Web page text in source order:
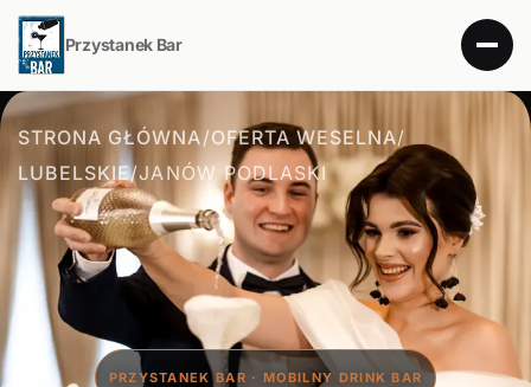
Przystanek Bar
STRONA GŁÓWNA/OFERTA WESELNA/
LUBELSKIE/JANÓW PODLASKI
PRZYSTANEK BAR · MOBILNY DRINK BAR